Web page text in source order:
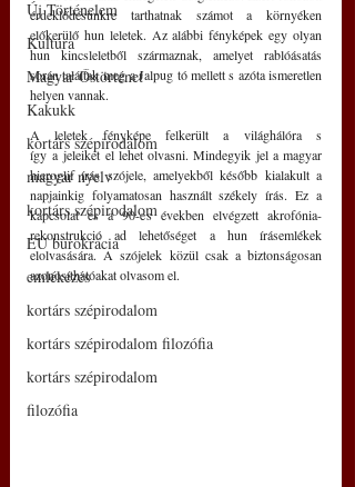
Új Történelem
Kultúra
Magyar Őstörténet
Kakukk
kortárs szépirodalom
magyar nyelv
kortárs szépirodalom
EU bürokrácia
emlékezés
kortárs szépirodalom
kortárs szépirodalom filozófia
kortárs szépirodalom
filozófia
érdeklődésünkre tarthatnak számot a környéken
előkerülő hun leletek. Az alábbi fényképek egy olyan
hun kincsleletből származnak, amelyet rablóásatás
során találtak meg a Jalpug tó mellett s azóta ismeretlen
helyen vannak.
A leletek fényképe felkerült a világhálóra s
így a jeleiket el lehet olvasni. Mindegyik jel a magyar
hieroglif írás szójele, amelyekből később kialakult a
napjainkig folyamatosan használt székely írás. Ez a
kapcsolat és a 90-es években elvégzett akrofónia-
rekonstrukció ad lehetőséget a hun írásemlékek
elolvasására. A szójelek közül csak a biztonságosan
azonosíthatóakat olvasom el.